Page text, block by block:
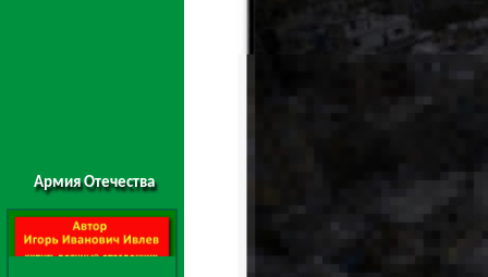
Армия Отечества